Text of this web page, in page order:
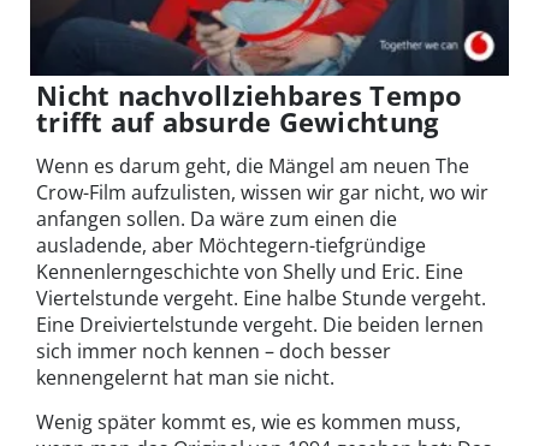
Nicht nachvollziehbares Tempo
trifft auf absurde Gewichtung
Wenn es darum geht, die Mängel am neuen The
Crow-Film aufzulisten, wissen wir gar nicht, wo wir
anfangen sollen. Da wäre zum einen die
ausladende, aber Möchtegern-tiefgründige
Kennenlerngeschichte von Shelly und Eric. Eine
Viertelstunde vergeht. Eine halbe Stunde vergeht.
Eine Dreiviertelstunde vergeht. Die beiden lernen
sich immer noch kennen – doch besser
kennengelernt hat man sie nicht.
Wenig später kommt es, wie es kommen muss,